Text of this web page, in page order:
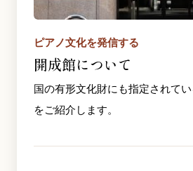
ピアノ文化を発信する
開成館について
国の有形文化財にも指定されて
をご紹介します。